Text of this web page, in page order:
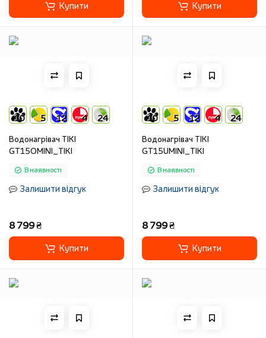
Купити Купити
10 5 12 4 24
Водонагрівач TIKI
GT15OMINI_TIKI
В наявності
Залишити відгук
8 799 ₴
Купити
10 5 12 4 24
Водонагрівач TIKI
GT15UMINI_TIKI
В наявності
Залишити відгук
8 799 ₴
Купити